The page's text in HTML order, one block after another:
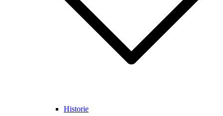
Historie